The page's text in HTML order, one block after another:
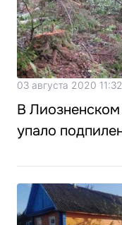
03 августа 2020 11:32
В
упало